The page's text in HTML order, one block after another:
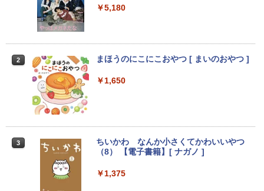
代 メモリ 8GB 大容量 HDD 500GB テン
￥19,800
Core i5/メモリ:4GB/8GB/16GB/SSD:12
8GB/256GB/512GB/1TB/Wi-fi/15.6型/Of
fice/HDMI/USB3.0/中古PC 中古ノートパ
ター デュアルディスプレイ スマホ Andr
ニター 非光沢 スピーカー内蔵 HDR/Free
sync/VESA cocopar HG-238
￥5,180
2 まほうのにこにこおやつ [ まいのおやつ ]
￥1,650
3
ちいかわ なんか小さくてかわいいやつ
（8） 【電子書籍】[ ナガノ ]
￥1,375